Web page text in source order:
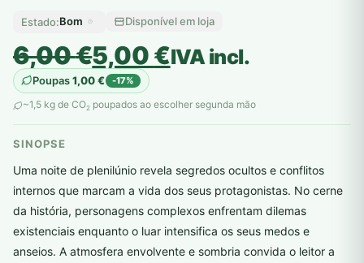
Estado:Bom Disponível em loja
6,00€
O
preço
original
era:
6,00 €.
5,00€
O
preço
atual
é:
5,00 €.
IVA incl.
Poupas1,00€ -17%
~1,5 kg de CO2 poupados ao escolher segunda mão
SINOPSE
Uma noite de plenilúnio revela segredos ocultos e conflitos
internos que marcam a vida dos seus protagonistas. No cerne
da história, personagens complexos enfrentam dilemas
existenciais enquanto o luar intensifica os seus medos e
anseios. A atmosfera envolvente e sombria convida o leitor a